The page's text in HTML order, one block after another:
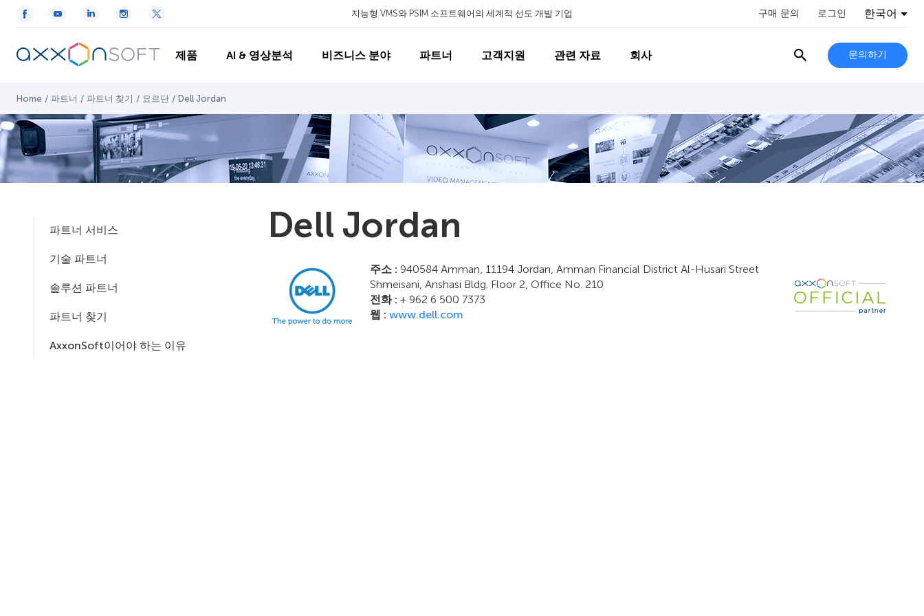
지능형 VMS와 PSIM 소프트웨어의 세계적 선도 개발 기업 구매 문의 로그인 한국어
제품 AI & 영상분석 비즈니스 분야 파트너 고객지원 관련 자료 회사 문의하기
Home / 파트너 / 파트너 찾기 / 요르단 / Dell Jordan
파트너 서비스
기술 파트너
솔루션 파트너
파트너 찾기
AxxonSoft이어야 하는 이유
Dell Jordan
주소 : 940584 Amman, 11194 Jordan, Amman Financial District Al-Husari Street
Shmeisani, Anshasi Bldg. Floor 2, Office No. 210
전화 : + 962 6 500 7373
웹 : www.dell.com